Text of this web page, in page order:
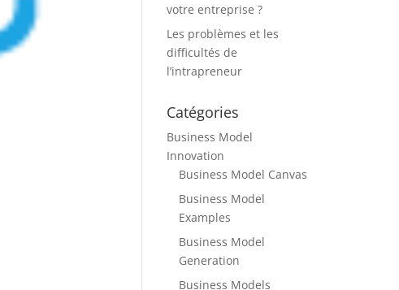
votre entreprise ?
Les problèmes et les
difficultés de
l’intrapreneur
Catégories
Business Model
Innovation
Business Model Canvas
Business Model
Examples
Business Model
Generation
Business Models